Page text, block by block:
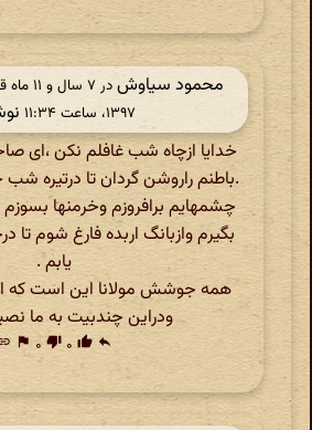
محمود سیاوش
۱۳۹۷، ساعت ۱۱:۳۴
خدایا ازچاه شب غافلم نکن ،ای
.باطنم راروشن گردان تا درتیره
چشمهایم برافروزم وخرمنها
بگیرم وازبانگ اربده فارغ شوم تا
یابم .
همه جوشش مولانا این است که
ودراین چندبیت به ما
reply
thumb_up ۰ thumb_down ۰ flag